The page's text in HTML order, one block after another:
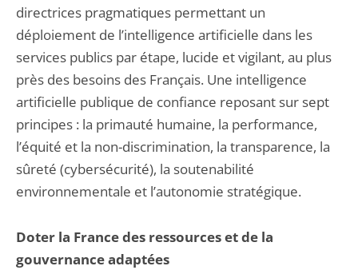
directrices pragmatiques permettant un
déploiement de l’intelligence artificielle dans les
services publics par étape, lucide et vigilant, au plus
près des besoins des Français. Une intelligence
artificielle publique de confiance reposant sur sept
principes : la primauté humaine, la performance,
l’équité et la non-discrimination, la transparence, la
sûreté (cybersécurité), la soutenabilité
environnementale et l’autonomie stratégique.
Doter la France des ressources et de la
gouvernance adaptées